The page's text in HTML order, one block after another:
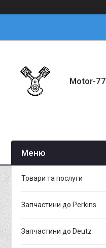
Motor-77
Товари та послуги
Запчастини до Perkins
Запчастини до Deutz